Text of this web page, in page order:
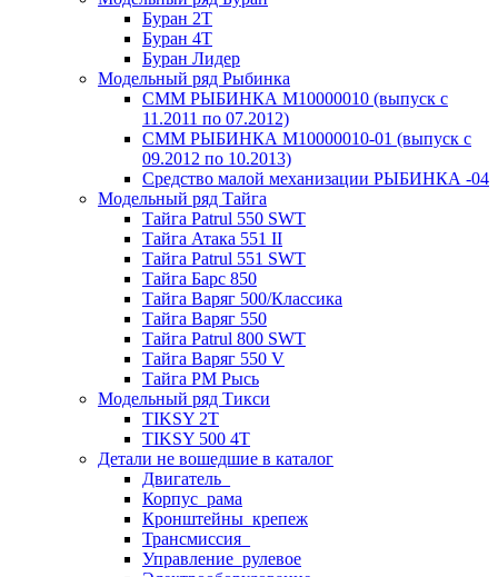
Буран 2Т
Буран 4Т
Буран Лидер
Модельный ряд Рыбинка
СММ РЫБИНКА M10000010 (выпуск с
11.2011 по 07.2012)
СММ РЫБИНКА M10000010-01 (выпуск с
09.2012 по 10.2013)
Средство малой механизации РЫБИНКА -04
Модельный ряд Тайга
Тайга Patrul 550 SWT
Тайга Атака 551 II
Тайга Patrul 551 SWT
Тайга Барс 850
Тайга Варяг 500/Классика
Тайга Варяг 550
Тайга Patrul 800 SWT
Тайга Варяг 550 V
Тайга РМ Рысь
Модельный ряд Тикси
TIKSY 2T
TIKSY 500 4T
Детали не вошедшие в каталог
Двигатель_
Корпус_рама
Кронштейны_крепеж
Трансмиссия_
Управление_рулевое